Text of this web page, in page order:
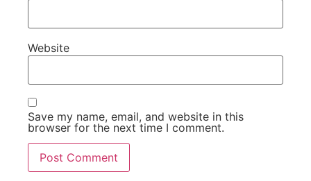
Website
Save my name, email, and website in this
browser for the next time I comment.